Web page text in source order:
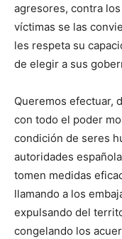
agresores, contra
víctimas se las
les respeta su
de elegir a sus
Queremos efectuar,
con todo el poder
condición de seres
autoridades
tomen medidas
llamando a los
expulsando del
congelando los